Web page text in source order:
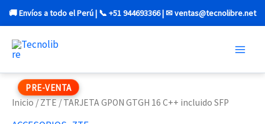
🚚 Envíos a todo el Perú | 📞 +51 944693366 | ✉ ventas@tecnolibre.net
al
contenido
PRE-VENTA
Inicio /ZTE / TARJETA GPON GTGH 16 C++ incluido SFP
TARJETA
GPON
GTGH